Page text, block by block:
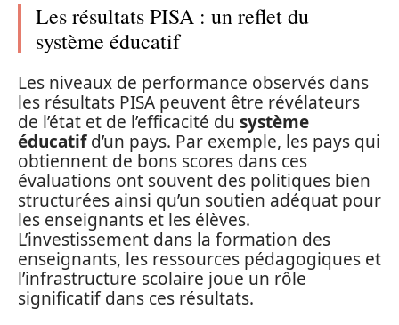
Les résultats PISA : un reflet du
système éducatif
Les niveaux de performance observés dans
les résultats PISA peuvent être révélateurs
de l’état et de l’efficacité du système
éducatifd’un pays. Par exemple, les pays qui
obtiennent de bons scores dans ces
évaluations ont souvent des politiques bien
structurées ainsi qu’un soutien adéquat pour
les enseignants et les élèves.
L’investissement dans la formation des
enseignants, les ressources pédagogiques et
l’infrastructure scolaire joue un rôle
significatif dans ces résultats.